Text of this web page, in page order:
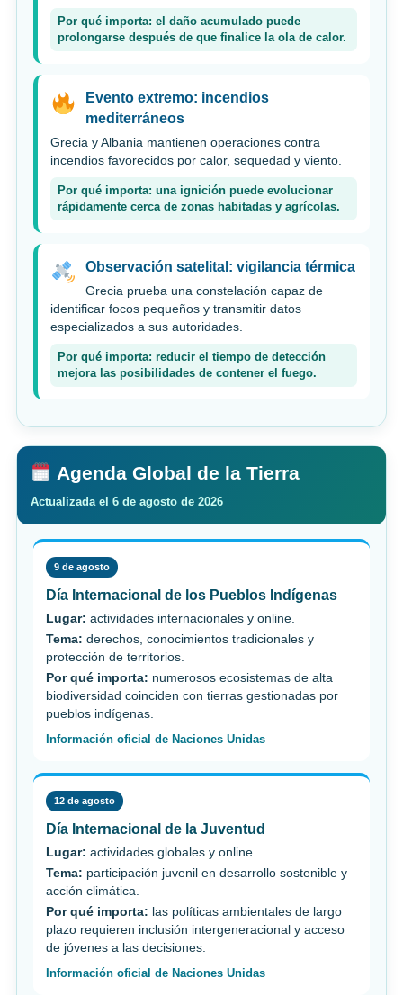
Por qué importa: el daño acumulado puede
prolongarse después de que finalice la ola de calor.
Evento extremo: incendios
mediterráneos
Grecia y Albania mantienen operaciones contra
incendios favorecidos por calor, sequedad y viento.
Por qué importa: una ignición puede evolucionar
rápidamente cerca de zonas habitadas y agrícolas.
Observación satelital: vigilancia térmica
Grecia prueba una constelación capaz de
identificar focos pequeños y transmitir datos
especializados a sus autoridades.
Por qué importa: reducir el tiempo de detección
mejora las posibilidades de contener el fuego.
Agenda Global de la Tierra
Actualizada el 6 de agosto de 2026
9 de agosto
Día Internacional de los Pueblos Indígenas
Lugar: actividades internacionales y online.
Tema: derechos, conocimientos tradicionales y
protección de territorios.
Por qué importa: numerosos ecosistemas de alta
biodiversidad coinciden con tierras gestionadas por
pueblos indígenas.
Información oficial de Naciones Unidas
12 de agosto
Día Internacional de la Juventud
Lugar: actividades globales y online.
Tema: participación juvenil en desarrollo sostenible y
acción climática.
Por qué importa: las políticas ambientales de largo
plazo requieren inclusión intergeneracional y acceso
de jóvenes a las decisiones.
Información oficial de Naciones Unidas